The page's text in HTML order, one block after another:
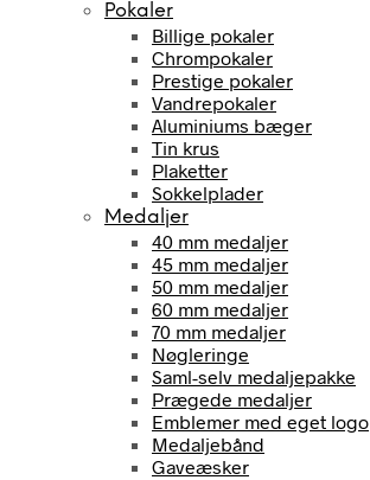
Pokaler
Billige pokaler
Chrompokaler
Prestige pokaler
Vandrepokaler
Aluminiums bæger
Tin krus
Plaketter
Sokkelplader
Medaljer
40 mm medaljer
45 mm medaljer
50 mm medaljer
60 mm medaljer
70 mm medaljer
Nøgleringe
Saml-selv medaljepakke
Prægede medaljer
Emblemer med eget logo
Medaljebånd
Gaveæsker